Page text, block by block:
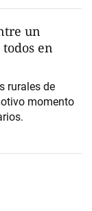
un
en
rurales de
momento